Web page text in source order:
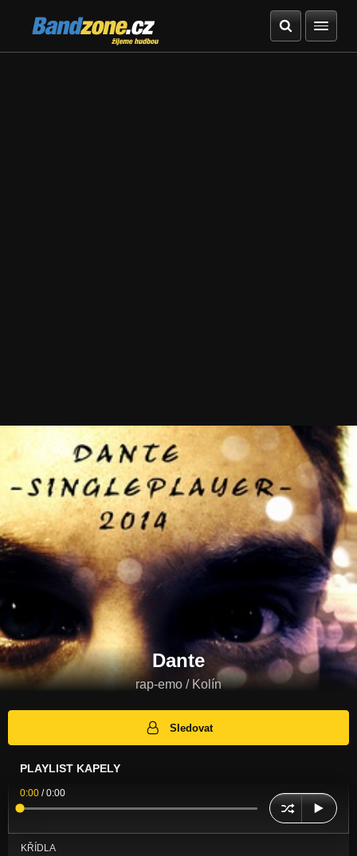
Bandzone.cz
žijeme hudbou
Dante
rap-emo / Kolín
Sledovat
PLAYLIST KAPELY
0:00 /0:00
KŘÍDLA